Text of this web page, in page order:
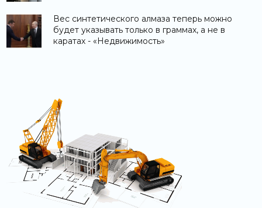
Вес синтетического алмаза теперь можно
будет указывать только в граммах, а не в
каратах - «Недвижимость»